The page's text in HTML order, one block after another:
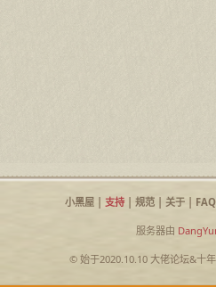
小黑屋| 支持| 规范| 关于| FAQ
服务器由
© 始于2020.10.10 大佬论坛&十